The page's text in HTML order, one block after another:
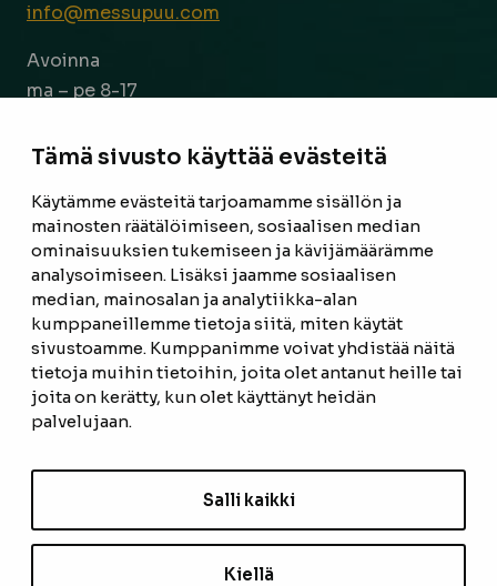
Tämä sivusto käyttää evästeitä
Käytämme evästeitä tarjoamamme sisällön ja
mainosten räätälöimiseen, sosiaalisen median
ominaisuuksien tukemiseen ja kävijämäärämme
analysoimiseen. Lisäksi jaamme sosiaalisen
median, mainosalan ja analytiikka-alan
kumppaneillemme tietoja siitä, miten käytät
sivustoamme. Kumppanimme voivat yhdistää näitä
tietoja muihin tietoihin, joita olet antanut heille tai
joita on kerätty, kun olet käyttänyt heidän
palvelujaan.
Salli kaikki
Kiellä
info@messupuu.com
Avoinna
ma – pe 8-17
ETUSIVU
TUOTTEET
REFERENSSIT
OTA YHTEYTTÄ
TIETOSUOJASELOSTE
EVÄSTEASETUKSET